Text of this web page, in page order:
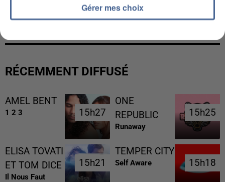
L’UN DES FONDATEURS SUPPOSÉS DE LA DZ
MAFIA INTERPELLÉ EN ALGÉRIE
RÉCEMMENT DIFFUSÉ
AMEL BENT
1 2 3 15h27
15h27
ONE
REPUBLIC
Runaway
15h25
15h25
ELISA TOVATI
ET TOM DICE
Il Nous Faut
15h21
15h21
TEMPER CITY
Self Aware 15h18
15h18
Gérer mes choix